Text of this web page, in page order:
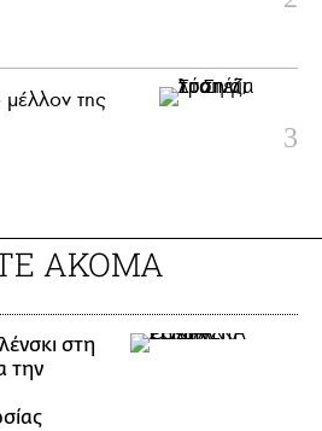
της
ΑΚΟΜΑ
στη
την